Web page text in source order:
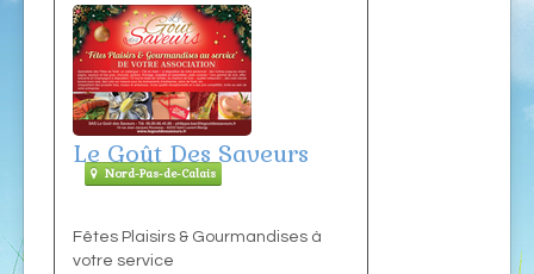
Le Goût Des Saveurs
Nord-Pas-de-Calais
Fêtes Plaisirs & Gourmandises à
votre service